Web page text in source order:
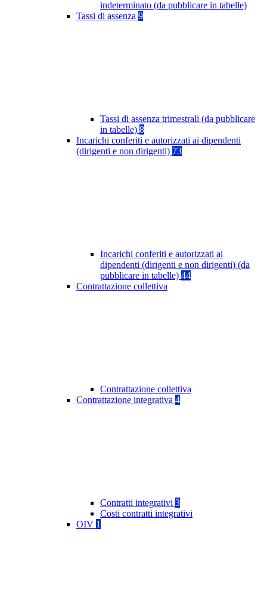
indeterminato (da pubblicare in tabelle)
Tassi di assenza 9
Tassi di assenza trimestrali (da pubblicare
in tabelle) 8
Incarichi conferiti e autorizzati ai dipendenti
(dirigenti e non dirigenti) 73
Incarichi conferiti e autorizzati ai
dipendenti (dirigenti e non dirigenti) (da
pubblicare in tabelle) 44
Contrattazione collettiva
Contrattazione collettiva
Contrattazione integrativa 4
Contratti integrativi 3
Costi contratti integrativi
OIV 1